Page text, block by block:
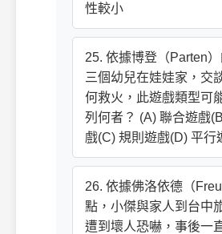
性較小
25. 依據博登（Parten）
三個幼兒在娃娃家，交
何救火，此遊戲類型可
列何者？ (A) 聯合遊戲
戲(C) 規則遊戲(D) 平行
26. 依據佛洛依德（
點，小傑與家人到台中
遭到壞人恐嚇，事後一